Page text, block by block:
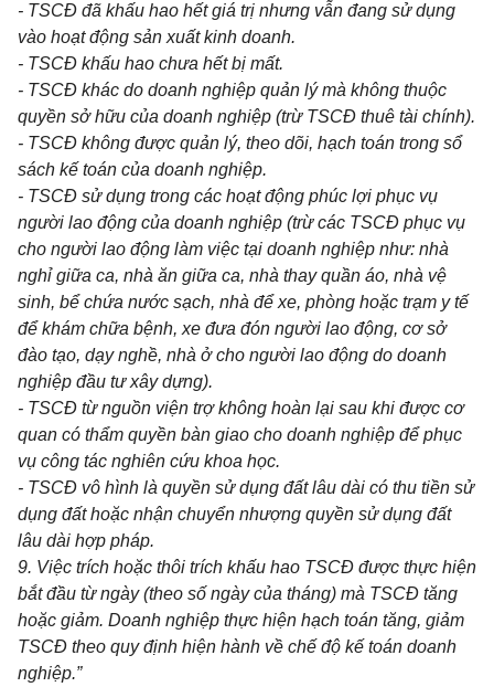
- TSCĐ đã khấu hao hết giá trị nhưng vẫn đang sử dụng
vào hoạt động sản xuất kinh doanh.
- TSCĐ khấu hao chưa hết bị mất.
- TSCĐ khác do doanh nghiệp quản lý mà không thuộc
quyền sở hữu của doanh nghiệp (trừ TSCĐ thuê tài chính).
- TSCĐ không được quản lý, theo dõi, hạch toán trong sổ
sách kế toán của doanh nghiệp.
- TSCĐ sử dụng trong các hoạt động phúc lợi phục vụ
người lao động của doanh nghiệp (trừ các TSCĐ phục vụ
cho người lao động làm việc tại doanh nghiệp như: nhà
nghỉ giữa ca, nhà ăn giữa ca, nhà thay quần áo, nhà vệ
sinh, bể chứa nước sạch, nhà để xe, phòng hoặc trạm y tế
đểkhám chữa bệnh, xe đưa đón người lao động, cơ sở
đào tạo, dạy nghề, nhà ở cho người lao động do doanh
nghiệp đầu tư xây dựng).
- TSCĐ từ nguồn viện trợ không hoàn lại sau khi được cơ
quan có thẩm quyền bàn giao cho doanh nghiệp đểphục
vụ công tác nghiên cứu khoa học.
- TSCĐ vô hình là quyền sử dụng đất lâu dài có thu tiền sử
dụng đất hoặc nhận chuyển nhượng quyền sử dụng đất
lâu dài hợp pháp.
9. Việc trích hoặc thôi trích khấu hao TSCĐ được thực hiện
bắt đầu từ ngày (theo số ngày của tháng) mà TSCĐ tăng
hoặc giảm. Doanh nghiệp thực hiện hạch toán tăng, giảm
TSCĐ theo quy định hiện hành về chế độ kế toán doanh
nghiệp.”